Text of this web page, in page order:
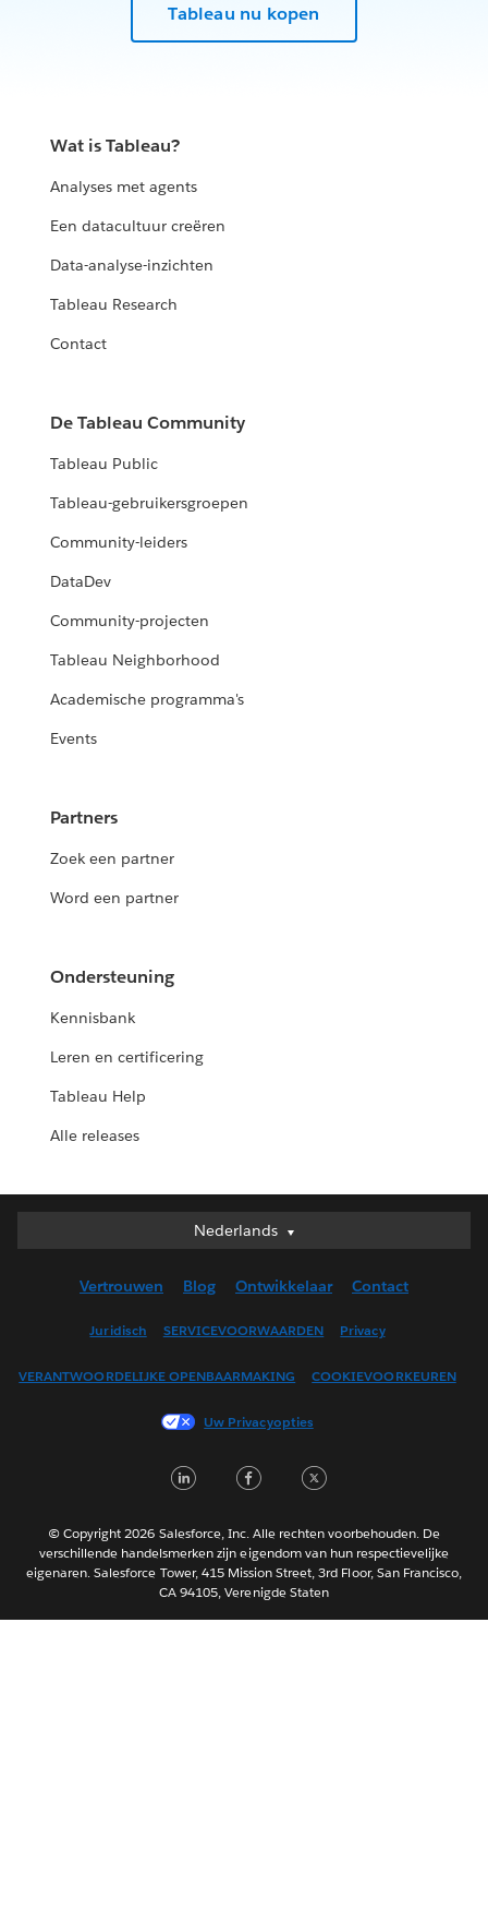
Tableau nu kopen
Wat is Tableau?
Analyses met agents
Een datacultuur creëren
Data-analyse-inzichten
Tableau Research
Contact
De Tableau Community
Tableau Public
Tableau-gebruikersgroepen
Community-leiders
DataDev
Community-projecten
Tableau Neighborhood
Academische programma's
Events
Partners
Zoek een partner
Word een partner
Ondersteuning
Kennisbank
Leren en certificering
Tableau Help
Alle releases
Nederlands
Nederlands
English (UK)
Français (Canada)
Français (France)
日本語
Português
Svenska
ไทย
简体中文
Vertrouwen Blog Ontwikkelaar Contact
Juridisch SERVICEVOORWAARDEN Privacy
VERANTWOORDELIJKE OPENBAARMAKING COOKIEVOORKEUREN
Uw Privacyopties
LinkedInFacebook
© Copyright 2026 Salesforce, Inc. Alle rechten voorbehouden. De
verschillende handelsmerken zijn eigendom van hun respectievelijke
eigenaren. Salesforce Tower, 415 Mission Street, 3rd Floor, San Francisco,
CA 94105, Verenigde Staten